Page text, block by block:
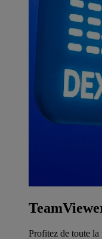
Profitez de toute la